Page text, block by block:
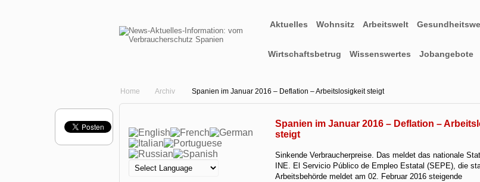
Aktuelles Wohnsitz Arbeitswelt
Wirtschaftsbetrug Wissenswertes Jobangebote
Home Archiv Spanien im Januar 2016 – Deflation – Arbeitslosigkeit steigt
Spanien im Januar 2016 – Deflation –
steigt
Sinkende Verbraucherpreise. Das meldet das nationale
INE. El Servicio Público de Empleo Estatal (SEPE), die
Arbeitsbehörde meldet am 02. Februar 2016 steigende